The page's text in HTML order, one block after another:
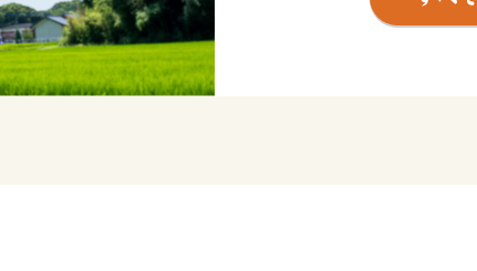
特に、町の南部で肥育を
牛”は、全日本牛枝肉コン